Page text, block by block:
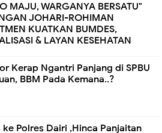
MAJU, WARGANYA BERSATU"
JOHARI-ROHIMAN
KUATKAN BUMDES,
& LAYAN KESEHATAN
Kerap Ngantri Panjang di SPBU
BBM Pada Kemana..?
ke Polres Dairi ,Hinca Panjaitan